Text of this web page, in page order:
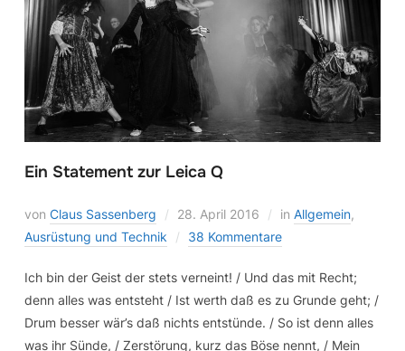
Ein Statement zur Leica Q
von Claus Sassenberg 28. April 2016 in Allgemein,
Ausrüstung und Technik
38 Kommentare
Ich bin der Geist der stets verneint! / Und das mit Recht;
denn alles was entsteht / Ist werth daß es zu Grunde geht; /
Drum besser wär’s daß nichts entstünde. / So ist denn alles
was ihr Sünde, / Zerstörung, kurz das Böse nennt, / Mein